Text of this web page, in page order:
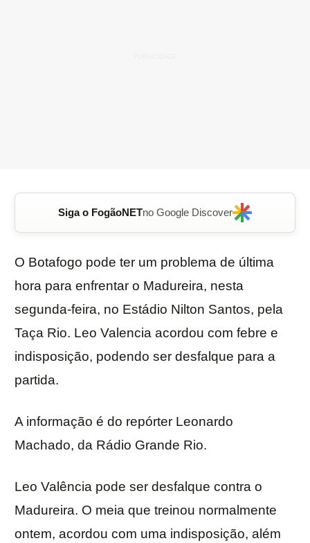
Siga o FogãoNETno Google Discover
O Botafogo pode ter um problema de última
hora para enfrentar o Madureira, nesta
segunda-feira, no Estádio Nilton Santos, pela
Taça Rio. Leo Valencia acordou com febre e
indisposição, podendo ser desfalque para a
partida.
A informação é do repórter Leonardo
Machado, da Rádio Grande Rio.
Leo Valência pode ser desfalque contra o
Madureira. O meia que treinou normalmente
ontem, acordou com uma indisposição, além